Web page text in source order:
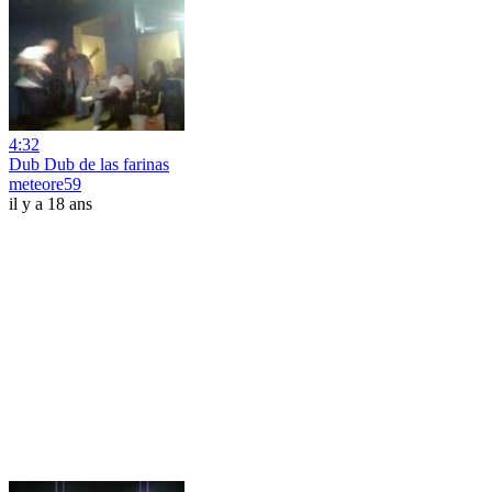
4:32
Dub Dub de las farinas
meteore59
il y a 18 ans